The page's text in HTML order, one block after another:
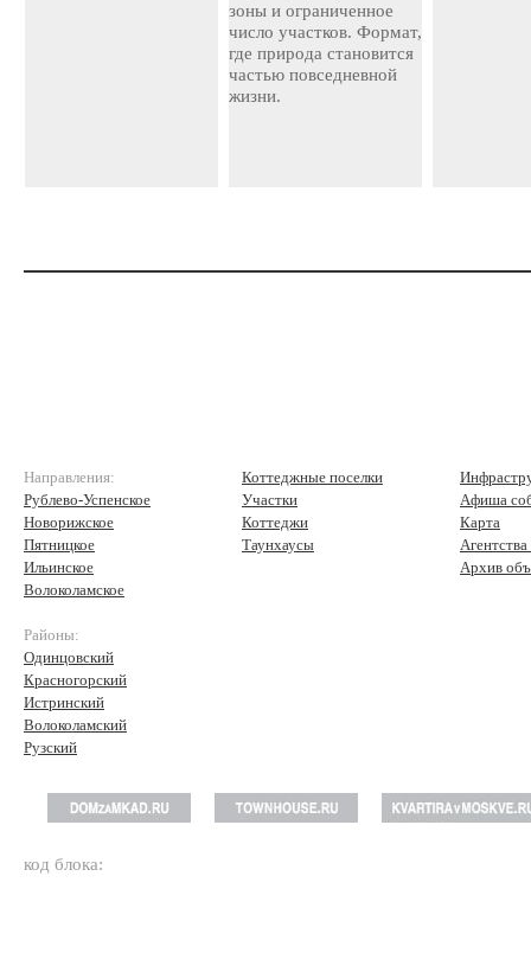
зоны и ограниченное
число участков. Формат,
где природа становится
частью повседневной
жизни.
Направления:
Рублево-Успенское
Новорижское
Пятницкое
Ильинское
Волоколамское
Районы:
Одинцовский
Красногорский
Истринский
Волоколамский
Рузский
Коттеджные поселки
Участки
Коттеджи
Таунхаусы
Афиша
Карта
Архив
код блока: